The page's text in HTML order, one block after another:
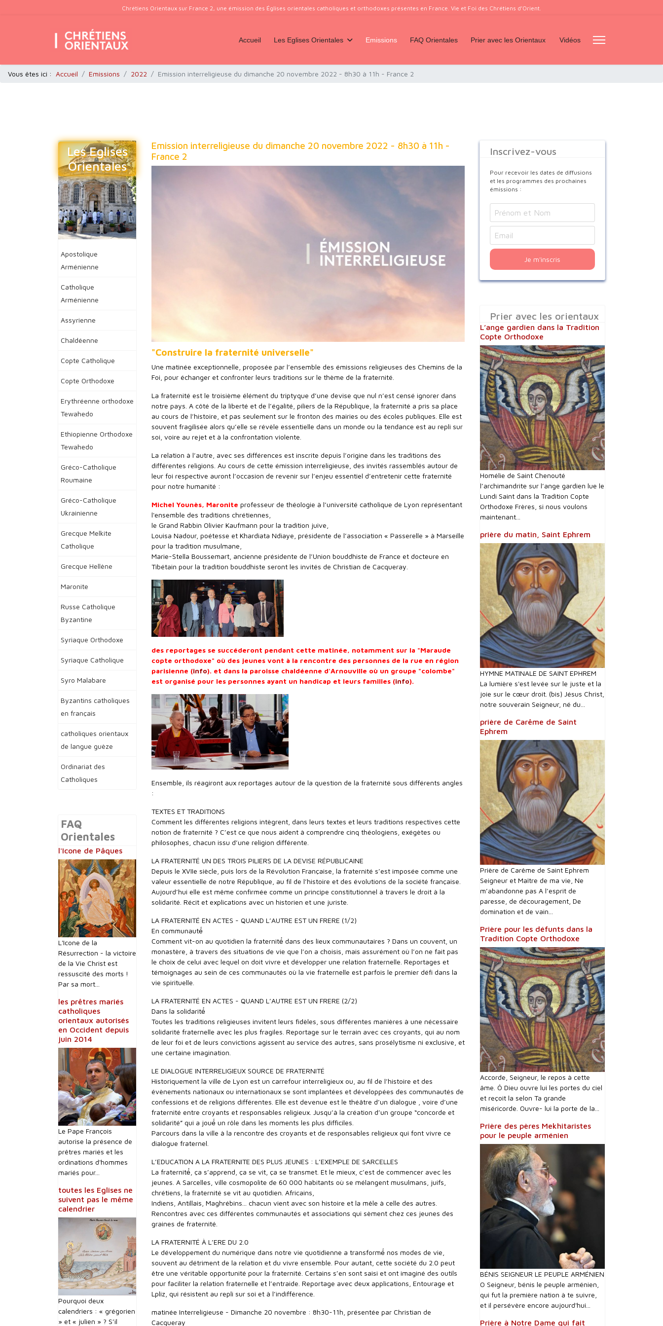
Chrétiens Orientaux sur France 2, une émission des Églises orientales catholiques et orthodoxes présentes en France. Vie et Foi des Chrétiens d’Orient.
Accueil Les Eglises Orientales Emissions FAQ Orientales Prier avec les Orientaux Vidéos
Vous êtes ici : Accueil Emissions 2022 Emission interreligieuse du dimanche 20 novembre 2022 - 8h30 à 11h - France 2
Les Eglises
Orientales
Apostolique
Arménienne
Catholique
Arménienne
Assyrienne
Chaldéenne
Copte Catholique
Copte Orthodoxe
Erythréenne orthodoxe
Tewahedo
Ethiopienne Orthodoxe
Tewahedo
Gréco-Catholique
Roumaine
Gréco-Catholique
Ukrainienne
Grecque Melkite
Catholique
Grecque Hellène
Maronite
Russe Catholique
Byzantine
Syriaque Orthodoxe
Syriaque Catholique
Syro Malabare
Byzantins catholiques
en français
catholiques orientaux
de langue guèze
Ordinariat des
Catholiques
FAQ
Orientales
l'Icone de Pâques
L'Icone de la
Résurrection - la victoire
de la Vie Christ est
ressuscité des morts !
Par sa mort...
les prêtres mariés
catholiques
orientaux autorisés
en Occident depuis
juin 2014
Le Pape François
autorise la présence de
prêtres mariés et les
ordinations d'hommes
mariés pour...
toutes les Eglises ne
suivent pas le même
calendrier
Pourquoi deux
calendriers : « grégorien
» et « julien » ? S’il
Emission interreligieuse du dimanche 20 novembre 2022 - 8h30 à 11h -
France 2
"Construire la fraternité universelle"
Une matinée exceptionnelle, proposée par l’ensemble des émissions religieuses des Chemins de la
Foi, pour échanger et confronter leurs traditions sur le thème de la fraternité.
La fraternité est le troisième élément du triptyque d’une devise que nul n’est censé ignorer dans
notre pays. A côté de la liberté et de l’égalité, piliers de la République, la fraternité a pris sa place
au cours de l’histoire, et pas seulement sur le fronton des mairies ou des écoles publiques. Elle est
souvent fragilisée alors qu’elle se révèle essentielle dans un monde ou la tendance est au repli sur
soi, voire au rejet et à la confrontation violente.
La relation à l’autre, avec ses différences est inscrite depuis l’origine dans les traditions des
différentes religions. Au cours de cette émission interreligieuse, des invités rassemblés autour de
leur foi respective auront l’occasion de revenir sur l’enjeu essentiel d’entretenir cette fraternité
pour notre humanité :
Michel Younès, Maronite professeur de théologie à l’université catholique de Lyon représentant
l'ensemble des traditions chrétiennes,
le Grand Rabbin Olivier Kaufmann pour la tradition juive,
Louisa Nadour, poétesse et Khardiata Ndiaye, présidente de l’association « Passerelle » à Marseille
pour la tradition musulmane,
Marie-Stella Boussemart, ancienne présidente de l’Union bouddhiste de France et docteure en
Tibétain pour la tradition bouddhiste seront les invités de Christian de Cacqueray.
des reportages se succéderont pendant cette matinée, notamment sur la "Maraude
copte orthodoxe" où des jeunes vont à la rencontre des personnes de la rue en région
parisienne (info). et dans la paroisse chaldéenne d'Arnouville où un groupe "colombe"
est organisé pour les personnes ayant un handicap et leurs familles (info).
Ensemble, ils réagiront aux reportages autour de la question de la fraternité sous différents angles
:
TEXTES ET TRADITIONS
Comment les différentes religions intègrent, dans leurs textes et leurs traditions respectives cette
notion de fraternité ? C’est ce que nous aident à comprendre cinq théologiens, exégètes ou
philosophes, chacun issu d’une religion différente.
LA FRATERNITÉ UN DES TROIS PILIERS DE LA DEVISE RÉPUBLICAINE
Depuis le XVIIe siècle, puis lors de la Révolution Française, la fraternité s’est imposée comme une
valeur essentielle de notre République, au fil de l’histoire et des évolutions de la société française.
Aujourd’hui elle est même confirmée comme un principe constitutionnel à travers le droit à la
solidarité. Récit et explications avec un historien et une juriste.
LA FRATERNITÉ EN ACTES - QUAND L’AUTRE EST UN FRERE (1/2)
En communauté́
Comment vit-on au quotidien la fraternité́ dans des lieux communautaires ? Dans un couvent, un
monastère, à travers des situations de vie que l’on a choisis, mais assurément où l’on ne fait pas
le choix de celui avec lequel on doit vivre et développer une relation fraternelle. Reportages et
témoignages au sein de ces communautés où la vie fraternelle est parfois le premier défi dans la
vie spirituelle.
LA FRATERNITÉ EN ACTES - QUAND L’AUTRE EST UN FRERE (2/2)
Dans la solidarité́
Toutes les traditions religieuses invitent leurs fidèles, sous différentes manières à une nécessaire
solidarité fraternelle avec les plus fragiles. Reportage sur le terrain avec ces croyants, qui au nom
de leur foi et de leurs convictions agissent au service des autres, sans prosélytisme ni exclusive, et
une certaine imagination.
LE DIALOGUE INTERRELIGIEUX SOURCE DE FRATERNITÉ
Historiquement la ville de Lyon est un carrefour interreligieux ou, au fil de l’histoire et des
évènements nationaux ou internationaux se sont implantées et développées des communautés de
confessions et de religions différentes. Elle est devenue est le théâtre d’un dialogue , voire d’une
fraternité entre croyants et responsables religieux. Jusqu’à la création d’un groupe “concorde et
solidarité” qui a joué́ un rôle dans les moments les plus difficiles.
Parcours dans la ville à la rencontre des croyants et de responsables religieux qui font vivre ce
dialogue fraternel.
L’EDUCATION A LA FRATERNITE DES PLUS JEUNES : L’EXEMPLE DE SARCELLES
La fraternité́, ça s’apprend, ça se vit, ça se transmet. Et le mieux, c’est de commencer avec les
jeunes. A Sarcelles, ville cosmopolite de 60 000 habitants où se mélangent musulmans, juifs,
chrétiens, la fraternité se vit au quotidien. Africains,
Indiens, Antillais, Maghrébins... chacun vient avec son histoire et la mêle à celle des autres.
Rencontres avec ces différentes communautés et associations qui sèment chez ces jeunes des
graines de fraternité.
LA FRATERNITÉ À L’ERE DU 2.0
Le développement du numérique dans notre vie quotidienne a transformé́ nos modes de vie,
souvent au détriment de la relation et du vivre ensemble. Pour autant, cette société du 2.0 peut
être une véritable opportunité pour la fraternité. Certains s’en sont saisi et ont imaginé des outils
pour faciliter la relation fraternelle et l’entraide. Reportage avec deux applications, Entourage et
Lpliz, qui résistent au repli sur soi et à l’indifférence.
matinée Interreligieuse - Dimanche 20 novembre : 8h30-11h, présentée par Christian de
Cacqueray
Inscrivez-vous
Pour recevoir les dates de diffusions
et les programmes des prochaines
émissions :
Je m'inscris
Prier avec les orientaux
L’ange gardien dans la Tradition
Copte Orthodoxe
Homélie de Saint Chenouté
l’archimandrite sur l’ange gardien lue le
Lundi Saint dans la Tradition Copte
Orthodoxe Frères, si nous voulons
maintenant...
prière du matin, Saint Ephrem
HYMNE MATINALE DE SAINT EPHREM
La lumière s'est levée sur le juste et la
joie sur le cœur droit. (bis) Jésus Christ,
notre souverain Seigneur, né du...
prière de Carême de Saint
Ephrem
Prière de Carême de Saint Ephrem
Seigneur et Maître de ma vie, Ne
m’abandonne pas A l’esprit de
paresse, de découragement, De
domination et de vain...
Prière pour les défunts dans la
Tradition Copte Orthodoxe
Accorde, Seigneur, le repos à cette
âme. Ô Dieu ouvre lui les portes du ciel
et reçoit la selon Ta grande
miséricorde. Ouvre- lui la porte de la...
Prière des pères Mekhitaristes
pour le peuple arménien
BÉNIS SEIGNEUR LE PEUPLE ARMÉNIEN
O Seigneur, bénis le peuple arménien,
qui fut la première nation à te suivre,
et il persévère encore aujourd'hui...
Prière à Notre Dame qui fait